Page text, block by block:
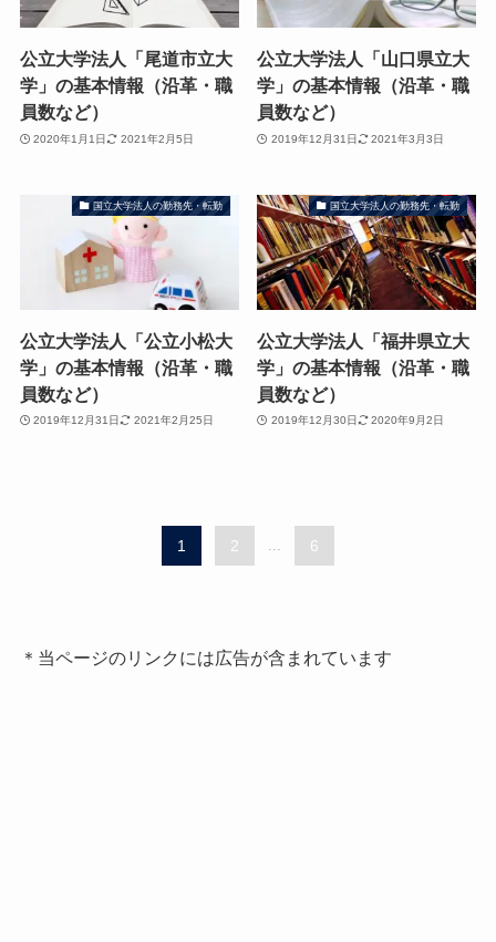
公立大学法人「尾道市立大
学」の基本情報（沿革・職
員数など）
2020年1月1日 2021年2月5日
公立大学法人「山口県立大
学」の基本情報（沿革・職
員数など）
2019年12月31日 2021年3月3日
国立大学法人の勤務先・転勤
公立大学法人「公立小松大
学」の基本情報（沿革・職
員数など）
2019年12月31日 2021年2月25日
国立大学法人の勤務先・転勤
公立大学法人「福井県立大
学」の基本情報（沿革・職
員数など）
2019年12月30日 2020年9月2日
1 2 ... 6
＊当ページのリンクには広告が含まれています